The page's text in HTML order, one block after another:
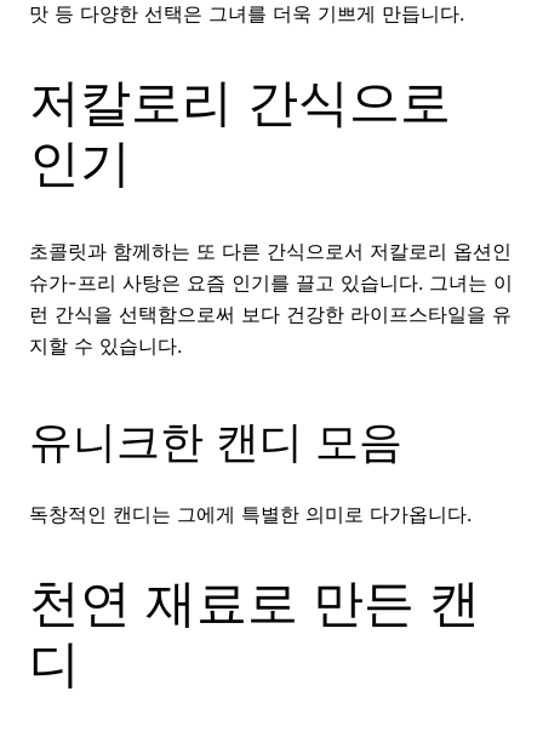
맛 등 다양한 선택은 그녀를 더욱 기쁘게 만듭니다.
저칼로리 간식으로
인기
초콜릿과 함께하는 또 다른 간식으로서 저칼로리 옵션인
슈가-프리 사탕은 요즘 인기를 끌고 있습니다. 그녀는 이
런 간식을 선택함으로써 보다 건강한 라이프스타일을 유
지할 수 있습니다.
유니크한 캔디 모음
독창적인 캔디는 그에게 특별한 의미로 다가옵니다.
천연 재료로 만든 캔
디